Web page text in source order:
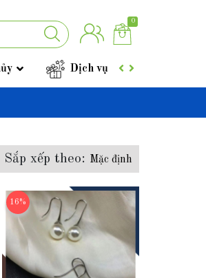
0
Dịch vụ
Sắp xếp theo: Mặc định
16%